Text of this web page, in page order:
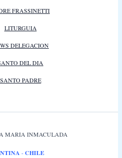
FRASSINETTI
LITURGUIA
DELEGACION
DEL DIA
SANTO PADRE
MARIA INMACULADA
-CHILE